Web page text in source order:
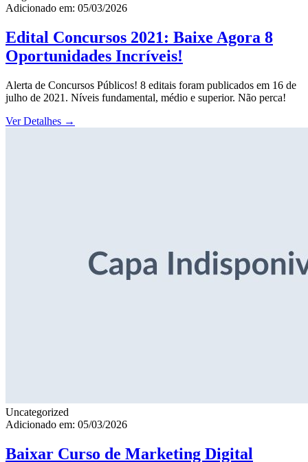
Adicionado em: 05/03/2026
Edital Concursos 2021: Baixe Agora 8
Oportunidades Incríveis!
Alerta de Concursos Públicos! 8 editais foram publicados em 16 de
julho de 2021. Níveis fundamental, médio e superior. Não perca!
Ver Detalhes →
Uncategorized
Adicionado em: 05/03/2026
Baixar Curso de Marketing Digital